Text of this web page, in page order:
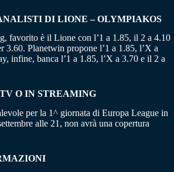
DI LIONE – OLYMPIAKOS
favorito è il Lione con l’1 a 1.85, il 2 a 4.10
3.60. Planetwin propone l’1 a 1.85, l’X a
infine, banca l’1 a 1.85, l’X a 3.70 e il 2 a
O IN STREAMING
per la 1^ giornata di Europa League in
alle 21, non avrà una copertura